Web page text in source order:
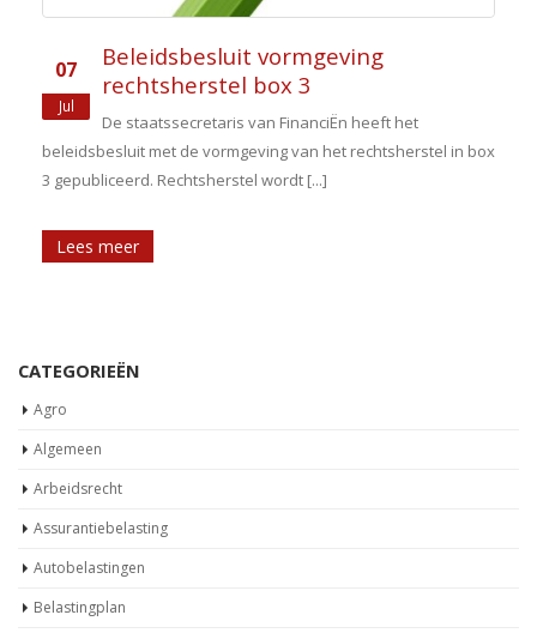
07
Jul
Beleidsbesluit vormgeving
rechtsherstel box 3
De staatssecretaris van FinanciËn heeft het
beleidsbesluit met de vormgeving van het rechtsherstel in box
3 gepubliceerd. Rechtsherstel wordt [...]
Lees meer
CATEGORIEËN
Agro
Algemeen
Arbeidsrecht
Assurantiebelasting
Autobelastingen
Belastingplan